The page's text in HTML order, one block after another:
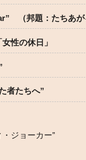
（邦題：たちあが
性の休日」
者たちへ”
ジョーカー”